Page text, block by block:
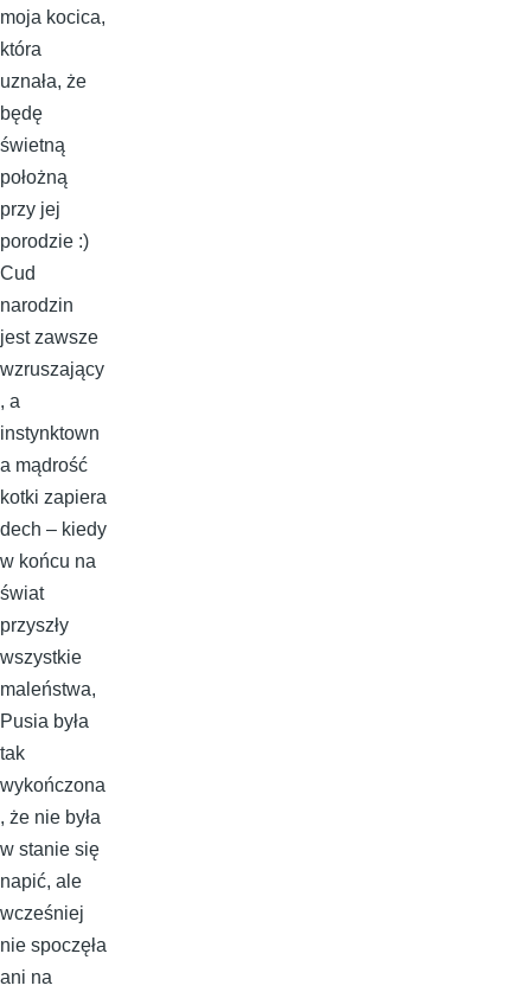
moja kocica,
która
uznała, że
będę
świetną
położną
przy jej
porodzie :)
Cud
narodzin
jest zawsze
wzruszający
, a
instynktown
a mądrość
kotki zapiera
dech – kiedy
w końcu na
świat
przyszły
wszystkie
maleństwa,
Pusia była
tak
wykończona
, że nie była
w stanie się
napić, ale
wcześniej
nie spoczęła
ani na